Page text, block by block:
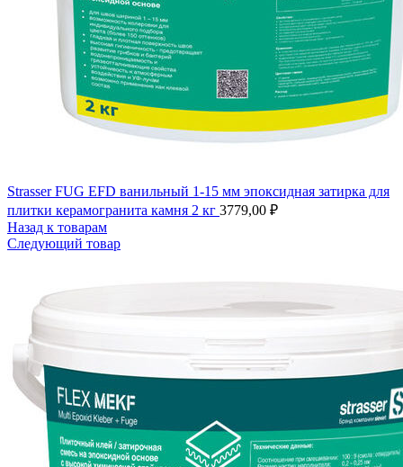
Strasser FUG EFD ванильный 1-15 мм эпоксидная затирка для
плитки керамогранита камня 2 кг 3779,00 ₽
Назад к товарам
Следующий товар